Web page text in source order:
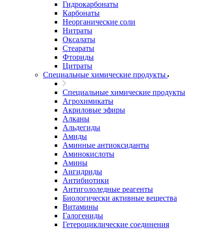
Гидрокарбонаты
Карбонаты
Неорганические соли
Нитраты
Оксалаты
Стеараты
Фториды
Цитраты
Специальные химические продукты
Специальные химические продукты
Агрохимикаты
Акриловые эфиры
Алканы
Альдегиды
Амиды
Аминные антиоксиданты
Аминокислоты
Амины
Ангидриды
Антибиотики
Антигололедные реагенты
Биологически активные вещества
Витамины
Галогениды
Гетероциклические соединения